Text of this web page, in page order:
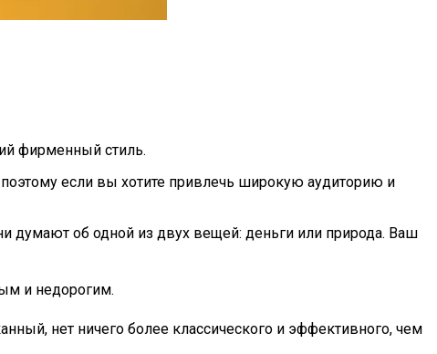
фирменный стиль.
если вы хотите привлечь широкую аудиторию и
думают об одной из двух вещей: деньги или природа. Ваш
и недорогим.
нет ничего более классического и эффективного, чем